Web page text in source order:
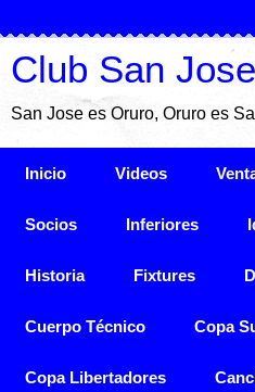
Club San
San Jose es Oruro, Oruro es
Inicio Videos
Socios Inferiores
Historia Fixtures
Cuerpo Técnico Copa
Copa Libertadores